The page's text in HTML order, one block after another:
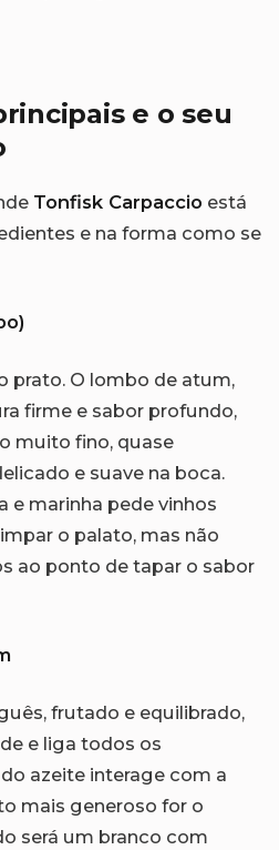
e o seu
Tonfisk Carpaccio está
e na forma como se
prato. O lombo de atum,
firme e sabor profundo,
muito fino, quase
e suave na boca.
e marinha pede vinhos
o palato, mas não
ao ponto de tapar o sabor
frutado e equilibrado,
e liga todos os
azeite interage com a
mais generoso for o
será um branco com